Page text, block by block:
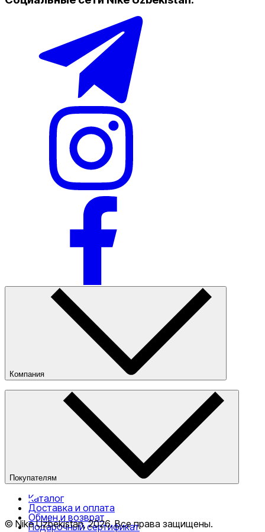
Компания
О компании
Наши магазины
Публичная оферта
Покупателям
Каталог
Доставка и оплата
Обмен и возврат
Подарочный сертификат
© Nike Uzbekistan,2026.Все права защищены.